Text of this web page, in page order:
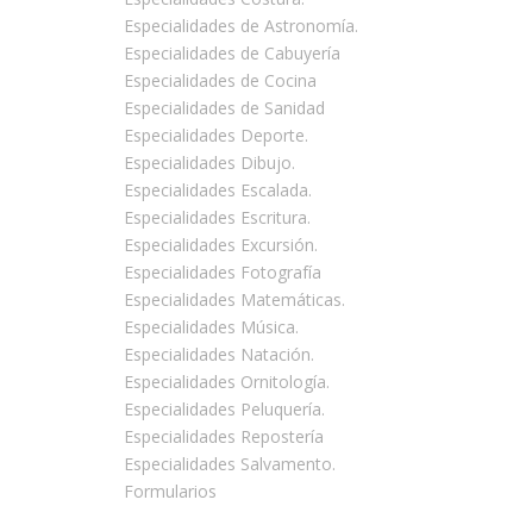
Especialidades de Astronomía.
Especialidades de Cabuyería
Especialidades de Cocina
Especialidades de Sanidad
Especialidades Deporte.
Especialidades Dibujo.
Especialidades Escalada.
Especialidades Escritura.
Especialidades Excursión.
Especialidades Fotografía
Especialidades Matemáticas.
Especialidades Música.
Especialidades Natación.
Especialidades Ornitología.
Especialidades Peluquería.
Especialidades Repostería
Especialidades Salvamento.
Formularios